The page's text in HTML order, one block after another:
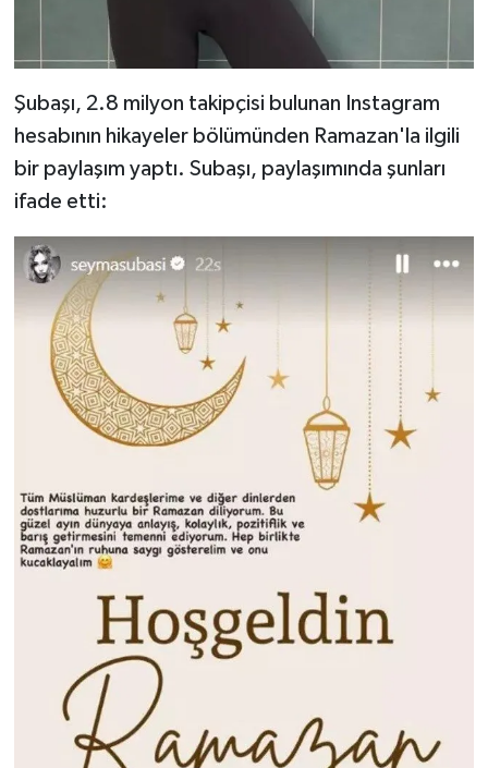
Şubaşı, 2.8 milyon takipçisi bulunan Instagram
hesabının hikayeler bölümünden Ramazan'la ilgili
bir paylaşım yaptı. Subaşı, paylaşımında şunları
ifade etti: